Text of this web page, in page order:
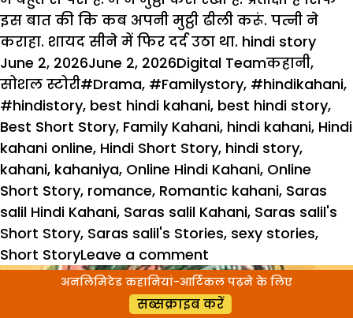
इस बात की कि कब अपनी मुट्ठी ढीली करूं. पत्नी ने
कराहा. शायद सीने में फिर दर्द उठा था. hindi story
Posted
on
June 2, 2026June 2, 2026Author
Digital TeamCategories
कहानी,
सोशल स्टोरीTags
#Drama, #Familystory, #hindikahani,
#hindistory, best hindi kahani, best hindi story,
Best Short Story, Family Kahani, hindi kahani, Hindi
kahani online, Hindi Short Story, hindi story,
kahani, kahaniya, Online Hindi Kahani, Online
Short Story, romance, Romantic kahani, Saras
salil Hindi Kahani, Saras salil Kahani, Saras salil's
Short Story, Saras salil's Stories, sexy stories,
Short StoryLeave a comment
Hindi
Story
अनलिमिटेड कहानियां-आर्टिकल पढ़ने के लिए
सब्सक्राइब करें